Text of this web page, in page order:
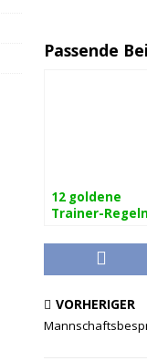
Passende
12 goldene
Trainer-Regeln
VORHERIGER